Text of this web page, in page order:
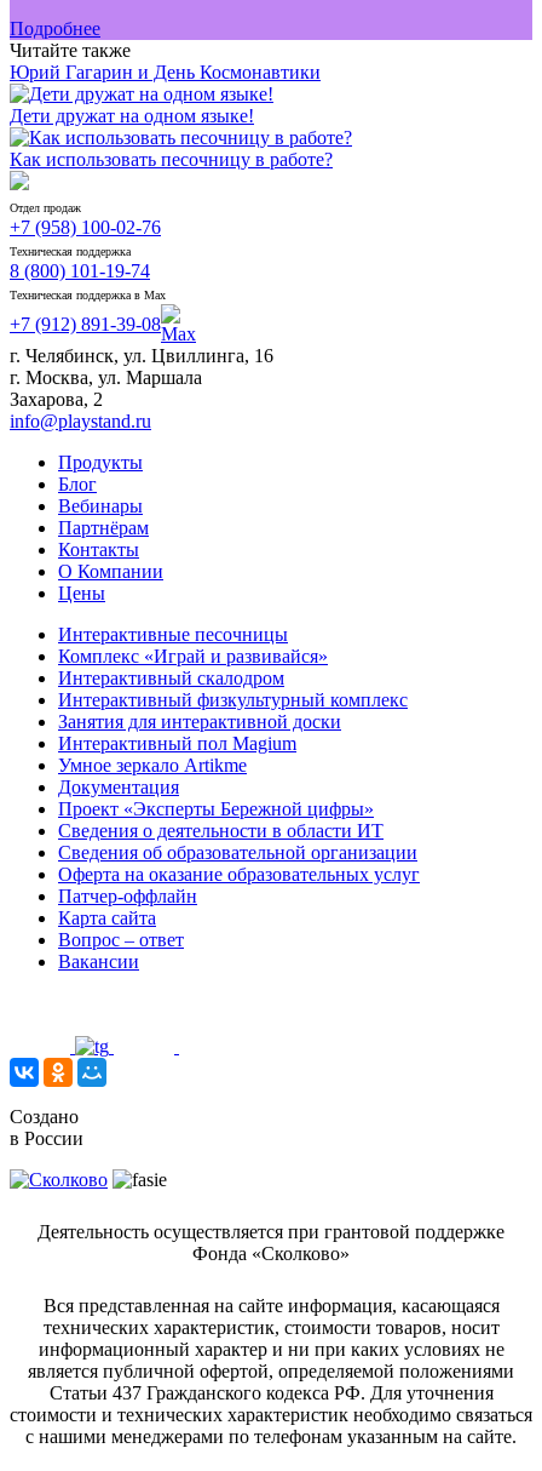
Подробнее
Читайте также
Юрий Гагарин и День Космонавтики
Дети дружат на одном языке!
Как использовать песочницу в работе?
Отдел продаж
+7 (958) 100-02-76
Техническая поддержка
8 (800) 101-19-74
Техническая поддержка в Max
+7 (912) 891-39-08
г. Челябинск, ул. Цвиллинга, 16
г. Москва, ул. Маршала
Захарова, 2
info@playstand.ru
Продукты
Блог
Вебинары
Партнёрам
Контакты
О Компании
Цены
Интерактивные песочницы
Комплекс «Играй и развивайся»
Интерактивный скалодром
Интерактивный физкультурный комплекс
Занятия для интерактивной доски
Интерактивный пол Magium
Умное зеркало Artikme
Документация
Проект «Эксперты Бережной цифры»
Сведения о деятельности в области ИТ
Сведения об образовательной организации
Оферта на оказание образовательных услуг
Патчер-оффлайн
Карта сайта
Вопрос – ответ
Вакансии
Создано
в России
Деятельность осуществляется при грантовой поддержке
Фонда «Сколково»
Вся представленная на сайте информация, касающаяся
технических характеристик, стоимости товаров, носит
информационный характер и ни при каких условиях не
является публичной офертой, определяемой положениями
Статьи 437 Гражданского кодекса РФ. Для уточнения
стоимости и технических характеристик необходимо связаться
с нашими менеджерами по телефонам указанным на сайте.